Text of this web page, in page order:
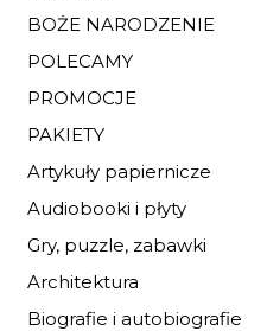
BOŻE NARODZENIE
POLECAMY
PROMOCJE
PAKIETY
Artykuły papiernicze
Audiobooki i płyty
Gry, puzzle, zabawki
Architektura
Biografie i autobiografie